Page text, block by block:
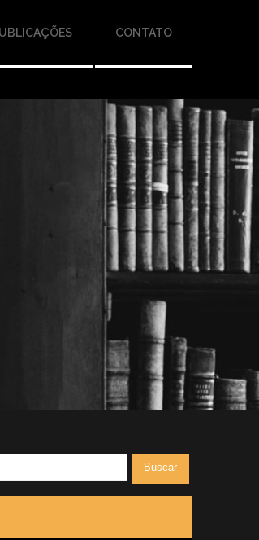
CONTATO